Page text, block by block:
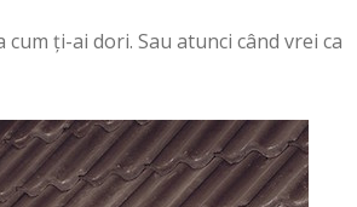
ți-ai dori. Sau atunci când vrei ca